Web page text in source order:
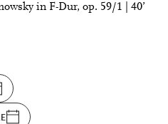
in F-Dur, op. 59/1 | 40’